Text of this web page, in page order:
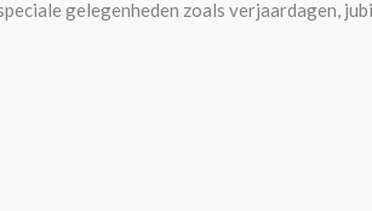
gelegenheden zoals verjaardagen,